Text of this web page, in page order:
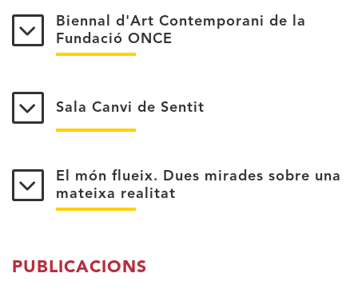
Biennal d'Art Contemporani de la
Fundació ONCE
Sala Canvi de Sentit
El món flueix. Dues mirades sobre una
mateixa realitat
PUBLICACIONS